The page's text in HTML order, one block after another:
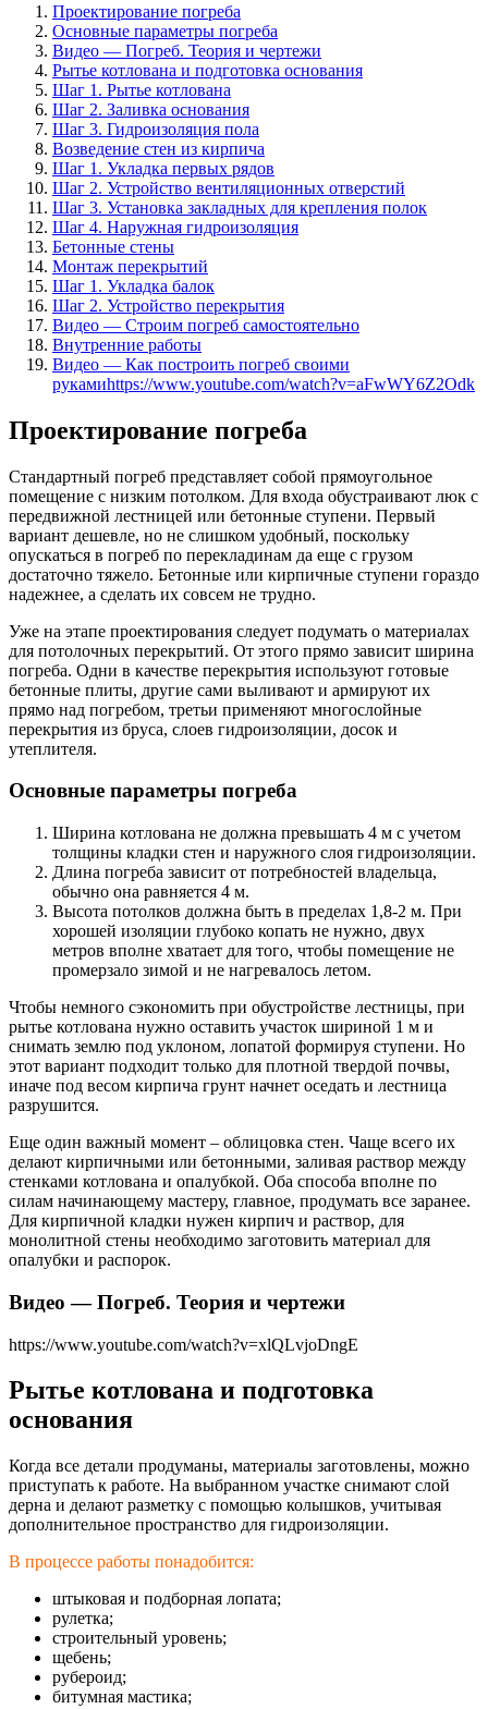
Проектирование погреба
Основные параметры погреба
Видео — Погреб. Теория и чертежи
Рытье котлована и подготовка основания
Шаг 1. Рытье котлована
Шаг 2. Заливка основания
Шаг 3. Гидроизоляция пола
Возведение стен из кирпича
Шаг 1. Укладка первых рядов
Шаг 2. Устройство вентиляционных отверстий
Шаг 3. Установка закладных для крепления полок
Шаг 4. Наружная гидроизоляция
Бетонные стены
Монтаж перекрытий
Шаг 1. Укладка балок
Шаг 2. Устройство перекрытия
Видео — Строим погреб самостоятельно
Внутренние работы
Видео — Как построить погреб своими
рукамиhttps://www.youtube.com/watch?v=aFwWY6Z2Odk
Проектирование погреба
Стандартный погреб представляет собой прямоугольное
помещение с низким потолком. Для входа обустраивают люк с
передвижной лестницей или бетонные ступени. Первый
вариант дешевле, но не слишком удобный, поскольку
опускаться в погреб по перекладинам да еще с грузом
достаточно тяжело. Бетонные или кирпичные ступени гораздо
надежнее, а сделать их совсем не трудно.
Уже на этапе проектирования следует подумать о материалах
для потолочных перекрытий. От этого прямо зависит ширина
погреба. Одни в качестве перекрытия используют готовые
бетонные плиты, другие сами выливают и армируют их
прямо над погребом, третьи применяют многослойные
перекрытия из бруса, слоев гидроизоляции, досок и
утеплителя.
Основные параметры погреба
Ширина котлована не должна превышать 4 м с учетом
толщины кладки стен и наружного слоя гидроизоляции.
Длина погреба зависит от потребностей владельца,
обычно она равняется 4 м.
Высота потолков должна быть в пределах 1,8-2 м. При
хорошей изоляции глубоко копать не нужно, двух
метров вполне хватает для того, чтобы помещение не
промерзало зимой и не нагревалось летом.
Чтобы немного сэкономить при обустройстве лестницы, при
рытье котлована нужно оставить участок шириной 1 м и
снимать землю под уклоном, лопатой формируя ступени. Но
этот вариант подходит только для плотной твердой почвы,
иначе под весом кирпича грунт начнет оседать и лестница
разрушится.
Еще один важный момент – облицовка стен. Чаще всего их
делают кирпичными или бетонными, заливая раствор между
стенками котлована и опалубкой. Оба способа вполне по
силам начинающему мастеру, главное, продумать все заранее.
Для кирпичной кладки нужен кирпич и раствор, для
монолитной стены необходимо заготовить материал для
опалубки и распорок.
Видео — Погреб. Теория и чертежи
https://www.youtube.com/watch?v=xlQLvjoDngE
Рытье котлована и подготовка
основания
Когда все детали продуманы, материалы заготовлены, можно
приступать к работе. На выбранном участке снимают слой
дерна и делают разметку с помощью колышков, учитывая
дополнительное пространство для гидроизоляции.
В процессе работы понадобится:
штыковая и подборная лопата;
рулетка;
строительный уровень;
щебень;
рубероид;
битумная мастика;